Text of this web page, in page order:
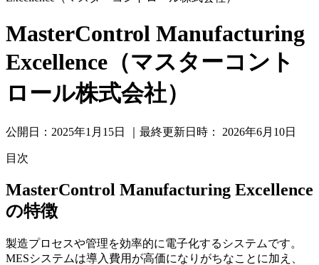
MasterControl Manufacturing
Excellence（マスターコント
ロール株式会社）
公開日： 2025年1月15日 ｜最終更新日時： 2026年6月10日
目次
MasterControl Manufacturing Excellence
の特徴
製造プロセスや管理を効率的に電子化するシステムです。
MESシステムは導入費用が高価になりがちなことに加え、